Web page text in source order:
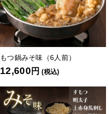
もつ鍋みそ味（6人前）
12,600 円 (税込)